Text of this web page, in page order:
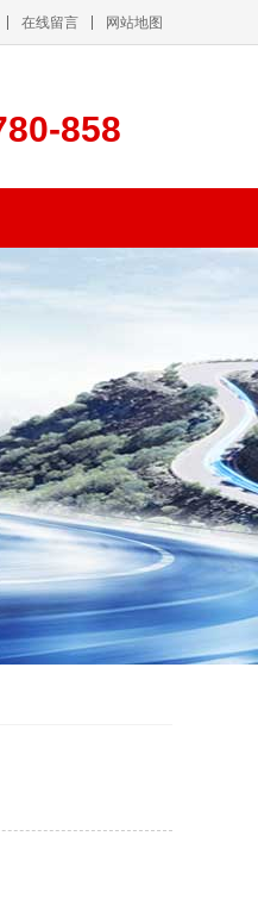
在线留言 网站地图
858